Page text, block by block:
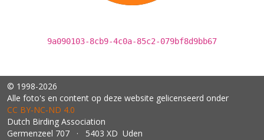
9a090103-8cb9-4c0a-85c2-079bf8d9bb67
© 1998-2026
Alle foto's en content op deze website gelicenseerd onder
CC BY‑NC‑ND 4.0
Dutch Birding Association
Germenzeel 707 · 5403 XD Uden